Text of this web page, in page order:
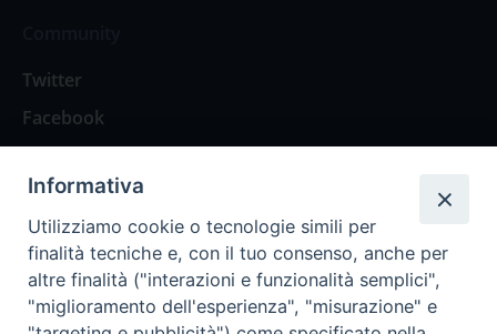
Twitter
Facebook
Contattaci
Spazio Lettori
Eventi
Informativa
Utilizziamo cookie o tecnologie simili per
finalità tecniche e, con il tuo consenso, anche per
altre finalità ("interazioni e funzionalità semplici",
"miglioramento dell'esperienza", "misurazione" e